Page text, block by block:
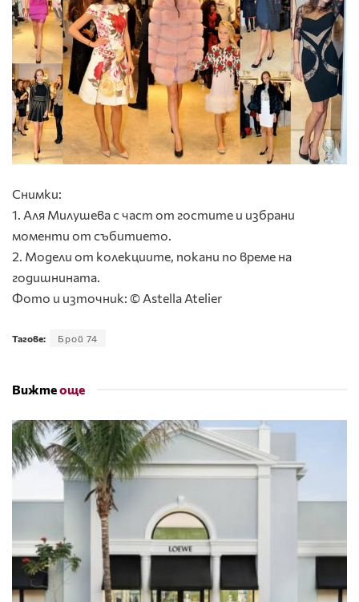
Снимки:
1. Аля Милушева с част от гостите и избрани
моменти от събитието.
2. Модели от колекциите, покани по време на
годишнината.
Фото и източник: © Astella Atelier
Тагове: Брой 74
Вижтеоще